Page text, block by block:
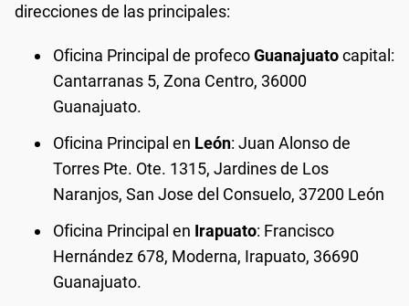
direcciones de las principales:
Oficina Principal de profecoGuanajuatocapital:
Cantarranas 5, Zona Centro, 36000
Guanajuato.
Oficina Principal en León: Juan Alonso de
Torres Pte. Ote. 1315, Jardines de Los
Naranjos, San Jose del Consuelo, 37200 León
Oficina Principal en Irapuato: Francisco
Hernández 678, Moderna, Irapuato, 36690
Guanajuato.